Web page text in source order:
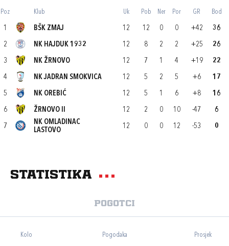
Poz Klub Uk Pob Ner Por GR Bod
1 BŠK ZMAJ 12 12 0 0 +42 36
2 NK HAJDUK 1932 12 8 2 2 +25 26
3 NK ŽRNOVO 12 7 1 4 +19 22
4 NK JADRAN SMOKVICA 12 5 2 5 +6 17
5 NK OREBIĆ 12 5 1 6 +8 16
6 ŽRNOVO II 12 2 0 10 -47 6
7
NK OMLADINAC
LASTOVO
12 0 0 12 -53 0
Statistika
Pogotci
Kolo Pogodaka Prosjek